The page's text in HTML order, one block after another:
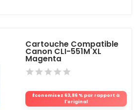
Cartouche Compatible
Canon CLI-551M XL
Magenta
Économisez 63,86 % par rapport à
l'original